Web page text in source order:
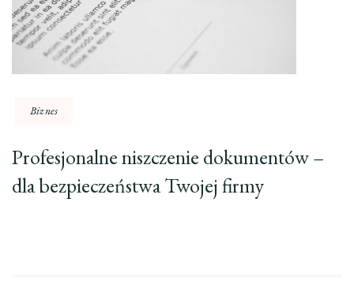
Biznes
Profesjonalne niszczenie dokumentów –
dla bezpieczeństwa Twojej firmy